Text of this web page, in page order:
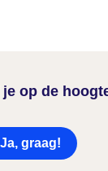
op de
Ja, graag!